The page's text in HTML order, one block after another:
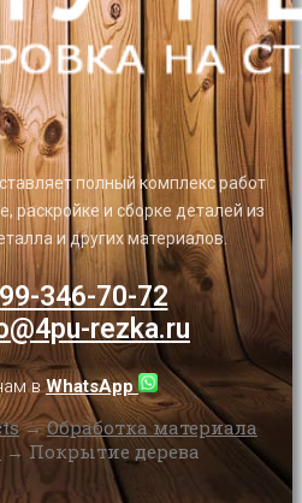
полный комплекс работ
раскройке и сборке деталей из
и других материалов.
346-70-72
rezka.ru
вWhatsApp
→Обработка материала
→ Покрытие дерева